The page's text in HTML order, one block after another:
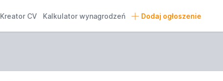
Kreator CV Kalkulator wynagrodzeń Dodaj ogłoszenie